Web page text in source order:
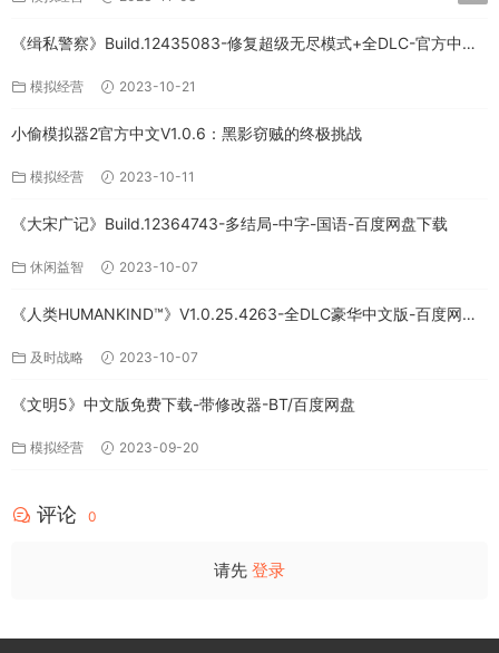
《缉私警察》Build.12435083-修复超级无尽模式+全DLC-官方中文-
模拟经营 2023-10-21
小偷模拟器2官方中文V1.0.6：黑影窃贼的终极挑战
模拟经营 2023-10-11
《大宋广记》Build.12364743-多结局-中字-国语-百度网盘下载
休闲益智 2023-10-07
《人类HUMANKIND™》V1.0.25.4263-全DLC豪华中文版-百度网盘
及时战略 2023-10-07
《文明5》中文版免费下载-带修改器-BT/百度网盘
模拟经营 2023-09-20
评论 0
请先 登录